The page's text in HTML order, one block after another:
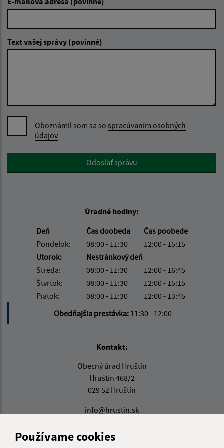
Používame cookies
Text vašej správy (povinné)
Oboznámil som sa so spracúvaním osobných
údajov
Google reCaptcha ResponseOdoslať správu
Úradné hodiny:
Deň
Čas doobeda
Čas poobede
Pondelok:
08:00 - 11:30
12:00 - 15:15
Utorok:
Nestránkový deň
Streda:
08:00 - 11:30
12:00 - 16:45
Štvrtok:
08:00 - 11:30
12:00 - 15:15
Piatok:
08:00 - 11:30
12:00 - 13:45
Obedňajšia prestávka: 11:30 - 12:00
Kontakt:
Obecný úrad Hruštín
Hruštín 468/2
029 52 Hruštín
info@hrustin.sk
IČO: 00314501